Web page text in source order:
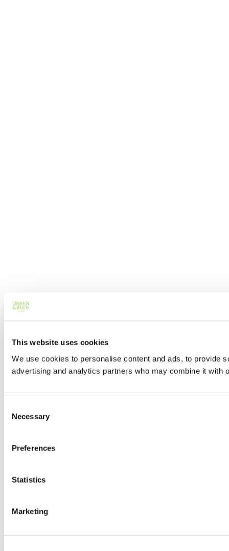
This website uses cookies
We use cookies to personalise content and ads, to provide
advertising and analytics partners who may combine it with
Selection
Necessary
Preferences
Statistics
Marketing